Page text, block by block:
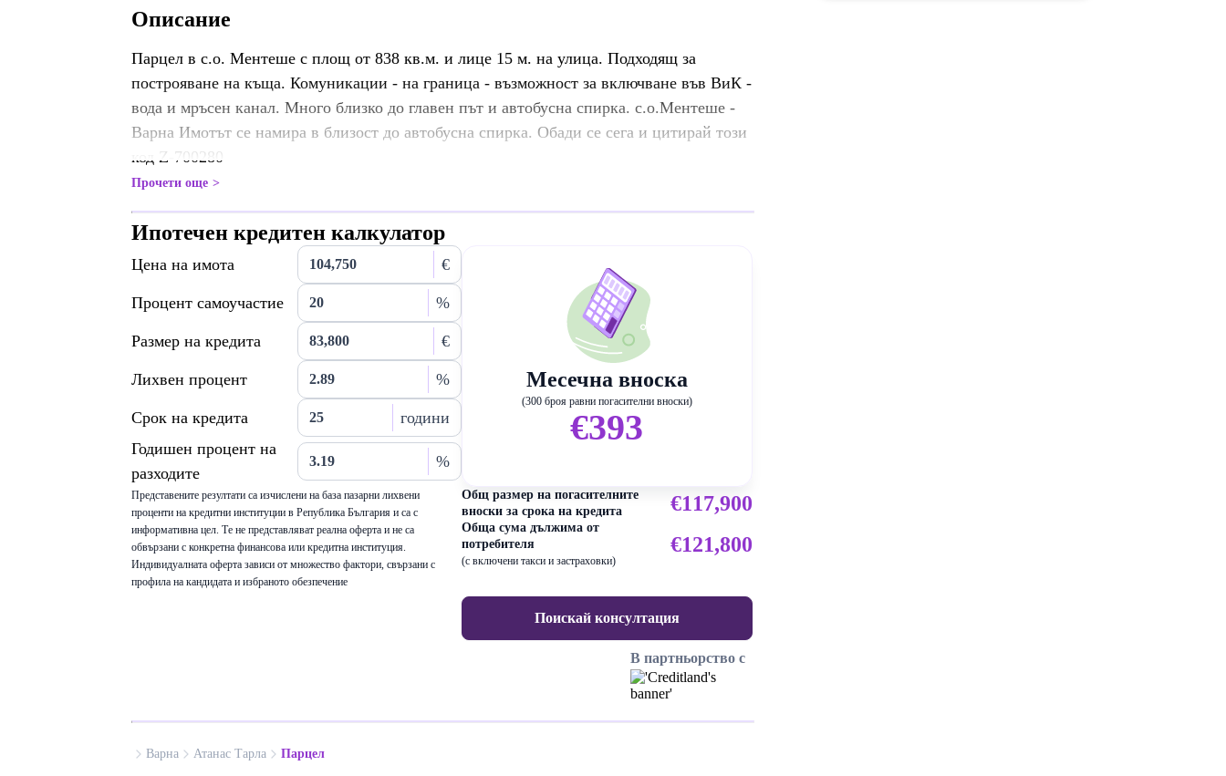
Описание
Парцел в с.о. Ментеше с площ от 838 кв.м. и лице 15 м. на улица. Подходящ за
построяване на къща. Комуникации - на граница - възможност за включване във ВиК -
вода и мръсен канал. Много близко до главен път и автобусна спирка. с.о.Ментеше -
Варна Имотът се намира в близост до автобусна спирка. Обади се сега и цитирай този
код Z-700280
Прочети още
Ипотечен кредитен калкулатор
Цена на имота €
Процент самоучастие %
Размер на кредита €
Лихвен процент %
Срок на кредита
години
Годишен процент на
разходите
%
Представените резултати са изчислени на база пазарни лихвени
проценти на кредитни институции в Република България и са с
информативна цел. Те не представляват реална оферта и не са
обвързани с конкретна финансова или кредитна институция.
Индивидуалната оферта зависи от множество фактори, свързани с
профила на кандидата и избраното обезпечение
Месечна вноска
(300 броя равни погасителни вноски)
€393
Общ размер на погасителните
вноски за срока на кредита
€117,900
Обща сума дължима от
потребителя
(с включени такси и застраховки)
€121,800
Поискай консултация
В партньорство с
Варна Атанас Тарла Парцел